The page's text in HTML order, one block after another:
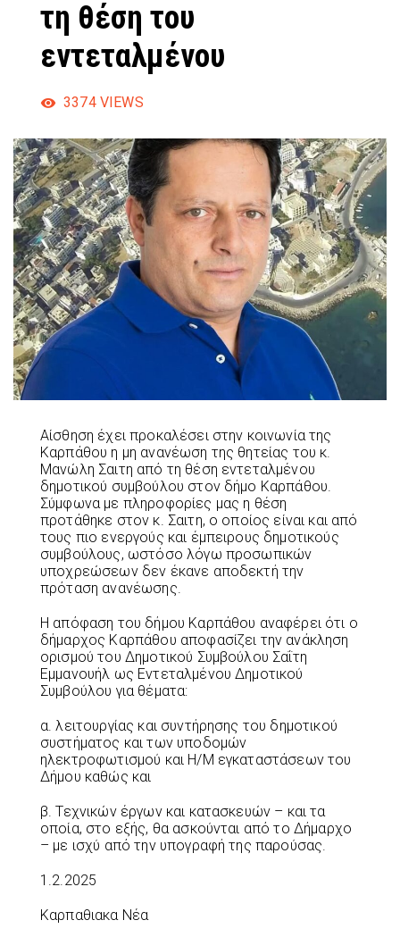
τη θέση του
εντεταλμένου
3374 VIEWS
Αίσθηση έχει προκαλέσει στην κοινωνία της
Καρπάθου η μη ανανέωση της θητείας του κ.
Μανώλη Σαιτη από τη θέση εντεταλμένου
δημοτικού συμβούλου στον δήμο Καρπάθου.
Σύμφωνα με πληροφορίες μας η θέση
προτάθηκε στον κ. Σαιτη, ο οποίος είναι και από
τους πιο ενεργούς και έμπειρους δημοτικούς
συμβούλους, ωστόσο λόγω προσωπικών
υποχρεώσεων δεν έκανε αποδεκτή την
πρόταση ανανέωσης.
Η απόφαση του δήμου Καρπάθου αναφέρει ότι ο
δήμαρχος Καρπάθου αποφασίζει την ανάκληση
ορισμού του Δημοτικού Συμβούλου Σαΐτη
Εμμανουήλ ως Εντεταλμένου Δημοτικού
Συμβούλου για θέματα:
α. λειτουργίας και συντήρησης του δημοτικού
συστήματος και των υποδομών
ηλεκτροφωτισμού και Η/Μ εγκαταστάσεων του
Δήμου καθώς και
β. Τεχνικών έργων και κατασκευών – και τα
οποία, στο εξής, θα ασκούνται από το Δήμαρχο
– με ισχύ από την υπογραφή της παρούσας.
1.2.2025
Καρπαθιακα Νέα